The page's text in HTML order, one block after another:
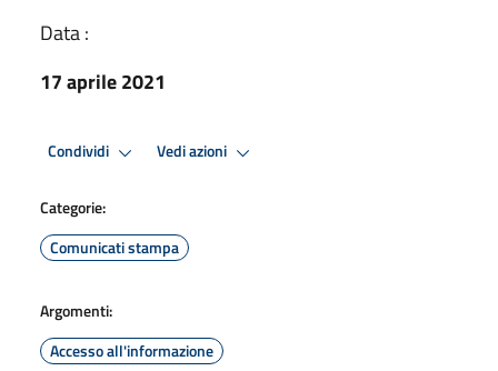
Data :
17 aprile 2021
Condividi Vedi azioni
Categorie:
Comunicati stampa
Argomenti:
Accesso all'informazione